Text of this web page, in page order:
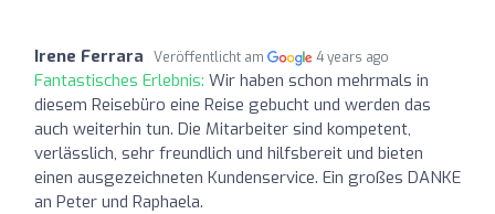
Irene Ferrara Veröffentlicht am 4 years ago
Fantastisches Erlebnis: Wir haben schon mehrmals in
diesem Reisebüro eine Reise gebucht und werden das
auch weiterhin tun. Die Mitarbeiter sind kompetent,
verlässlich, sehr freundlich und hilfsbereit und bieten
einen ausgezeichneten Kundenservice. Ein großes DANKE
an Peter und Raphaela.